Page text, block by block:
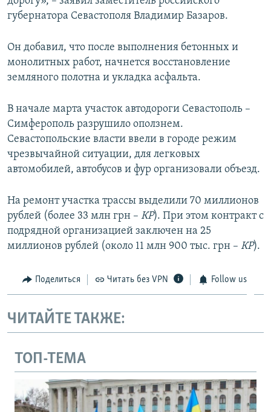
губернатора Севастополя Владимир Базаров.
Он добавил, что после выполнения бетонных и
монолитных работ, начнется восстановление
земляного полотна и укладка асфальта.
В начале марта участок автодороги Севастополь –
Симферополь разрушило оползнем.
Севастопольские власти ввели в городе режим
чрезвычайной ситуации, для легковых
автомобилей, автобусов и фур организовали объезд.
На ремонт участка трассы выделили 70 миллионов
рублей (более 33 млн грн – КР). При этом контракт с
подрядной организацией заключен на 25
миллионов рублей (около 11 млн 900 тыс. грн – КР).
Поделиться Читать без VPN Follow us
ЧИТАЙТЕ ТАКЖЕ:
ТОП-ТЕМА